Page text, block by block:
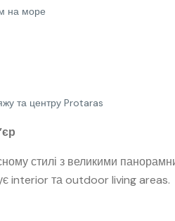
на море
та центру Protaras
стилі з великими
interior та outdoor living areas.